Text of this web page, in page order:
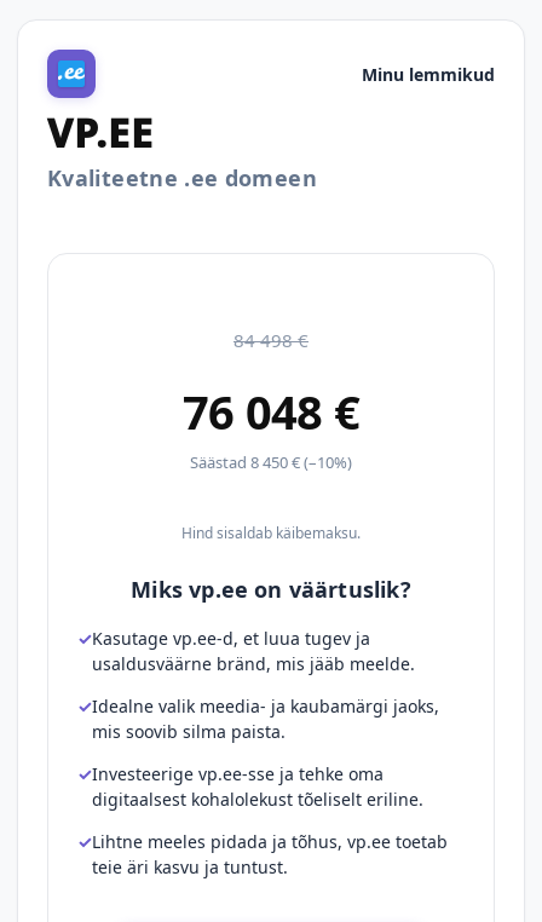
Minu lemmikud
VP.EE
Kvaliteetne .ee domeen
84 498 €
76 048 €
Säästad 8 450 € (–10%)
Hind sisaldab käibemaksu.
Miks vp.ee on väärtuslik?
Kasutage vp.ee-d, et luua tugev ja
usaldusväärne bränd, mis jääb meelde.
Idealne valik meedia- ja kaubamärgi jaoks,
mis soovib silma paista.
Investeerige vp.ee-sse ja tehke oma
digitaalsest kohalolekust tõeliselt eriline.
Lihtne meeles pidada ja tõhus, vp.ee toetab
teie äri kasvu ja tuntust.